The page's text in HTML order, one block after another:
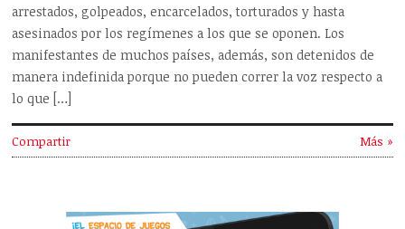
arrestados, golpeados, encarcelados, torturados y hasta
asesinados por los regímenes a los que se oponen. Los
manifestantes de muchos países, además, son detenidos de
manera indefinida porque no pueden correr la voz respecto a
lo que […]
Compartir Más »